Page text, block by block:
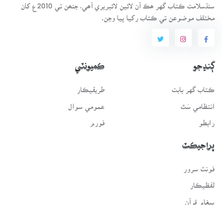
سنڌسلامت ڪتاب گهر ھڪ آن لائين لائبريري آھي، جنھن تي 2010ع کان
مختلف موضوعن تي ڪتاب رکيا پيا وڃن.
ڳنڍجو
ڪتاب گهر بابت
انتظامي سَٿ
رابطو
ڪميونٽي
طريقيڪار
عمومي سوال
فورم
پراجيڪٽ
لفظيڪار
پيغامِ قرآن